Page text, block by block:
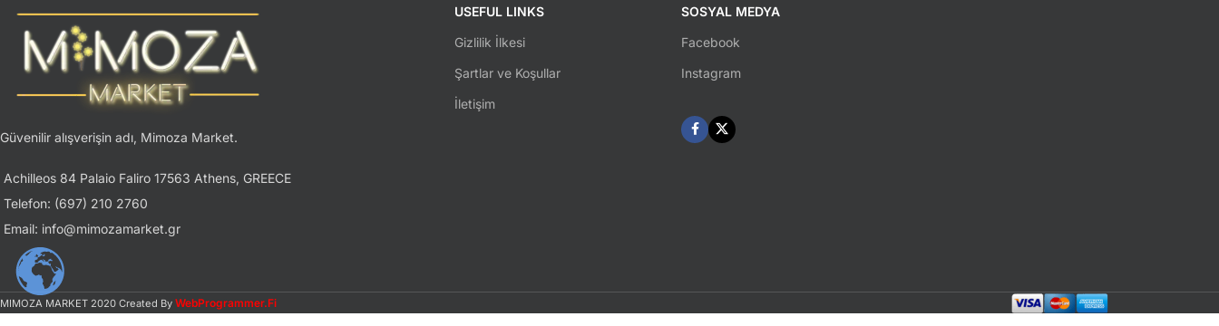
Güvenilir alışverişin adı, Mimoza Market.
Achilleos 84 Palaio Faliro 17563 Athens, GREECE
Telefon: (697) 210 2760
Email: info@mimozamarket.gr
USEFUL LINKS
Gizlilik İlkesi
Şartlar ve Koşullar
İletişim
SOSYAL MEDYA
Facebook
Instagram
MIMOZA MARKET 2020 Created By WebProgrammer.Fi